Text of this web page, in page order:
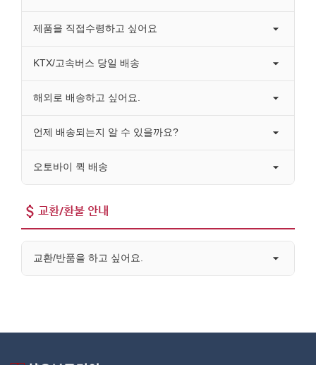
제품을 직접수령하고 싶어요
KTX/고속버스 당일 배송
해외로 배송하고 싶어요.
언제 배송되는지 알 수 있을까요?
오토바이 퀵 배송
교환/환불 안내
교환/반품을 하고 싶어요.